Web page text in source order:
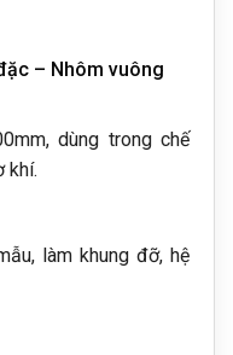
– Nhôm vuông
dùng trong chế
khí.
làm khung đỡ, hệ